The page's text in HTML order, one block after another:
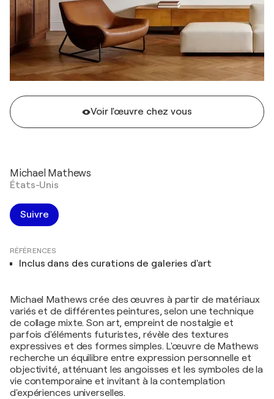
Voir l'œuvre chez vous
Michael Mathews
États-Unis
Suivre
RÉFÉRENCES
Inclus dans des curations de galeries d'art
Michael Mathews crée des œuvres à partir de matériaux
variés et de différentes peintures, selon une technique
de collage mixte. Son art, empreint de nostalgie et
parfois d'éléments futuristes, révèle des textures
expressives et des formes simples. L'œuvre de Mathews
recherche un équilibre entre expression personnelle et
objectivité, atténuant les angoisses et les symboles de la
vie contemporaine et invitant à la contemplation
d'expériences universelles.